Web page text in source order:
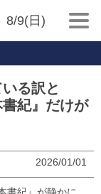
8/9(日)
る訳と
紀』だけが
2026/01/01